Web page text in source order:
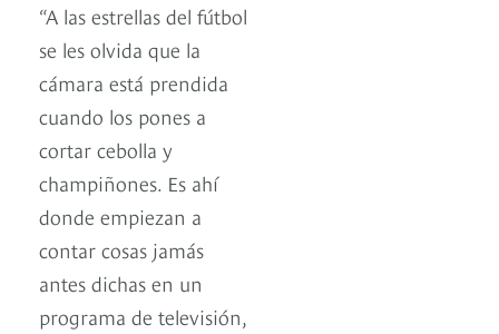
“A las estrellas del fútbol
se les olvida que la
cámara está prendida
cuando los pones a
cortar cebolla y
champiñones. Es ahí
donde empiezan a
contar cosas jamás
antes dichas en un
programa de televisión,